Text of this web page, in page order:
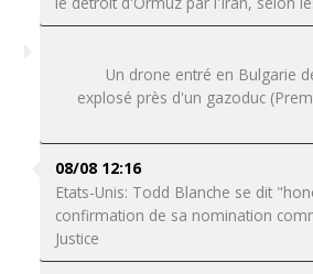
Un drone entré en Bulgarie
explosé près d'un gazoduc
08/08 12:16
Etats-Unis: Todd Blanche se dit
confirmation de sa nomination
Justice